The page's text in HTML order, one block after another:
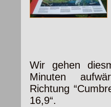
Wir gehen
Minuten
Richtung
16,9“.